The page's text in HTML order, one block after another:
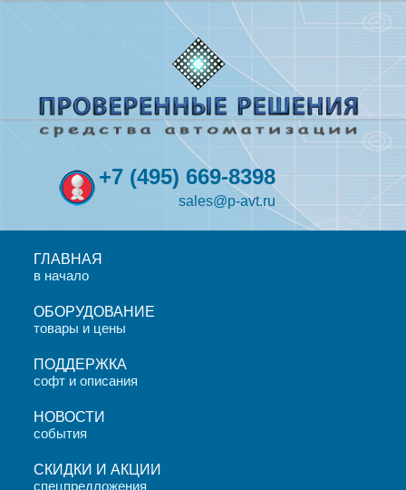
+7 (495) 669-8398
sales@p-avt.ru
ГЛАВНАЯ
в начало
ОБОРУДОВАНИЕ
товары и цены
ПОДДЕРЖКА
софт и описания
НОВОСТИ
события
СКИДКИ И АКЦИИ
спецпредложения